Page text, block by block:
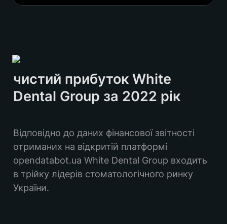
чистий прибуток White
Dental Group за 2022 рік
Відповідно до даних фінансової звітності
отриманих на відкритій платформі
opendatabot.ua White Dental Group входить
в трійку лідерів стоматологічного ринку
України.